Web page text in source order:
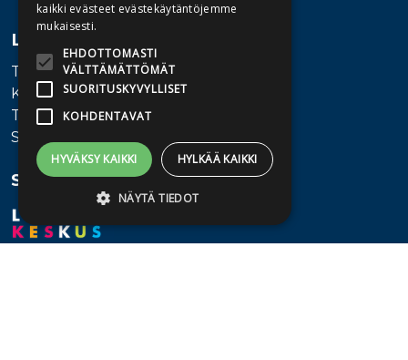
Lisätietoa
Toimitusehdot
Käyttöohjeet
Tietosuojaseloste
Saavutettavuusseloste
Seuraa meitä
kaikki evästeet evästekäytäntöjemme
mukaisesti.
EHDOTTOMASTI
VÄLTTÄMÄTTÖMÄT
SUORITUSKYVYLLISET
KOHDENTAVAT
HYVÄKSY KAIKKI HYLKÄÄ KAIKKI
NÄYTÄ TIEDOT